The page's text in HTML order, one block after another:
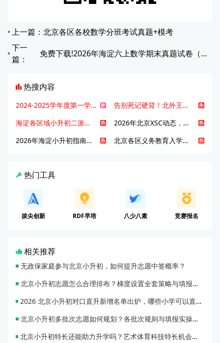
上一篇： 北京各区各校数学分班考试真题+模考
下一
篇：
免费下载!2026年海淀六上数学期末真题试卷（无答案）
热搜内容
2024-2025学年度第一学期北京各区期末考试真题试卷汇总
告别死记硬背！北外王牌精读词汇课，帮孩子突破英语词汇难关
海淀各区域小升初二派全攻略合集！区域一至五志愿填报、升学策略详解
2026年北京XSC动态，持续更新中ing...
2026年海淀小升初指南，一文了解招生政策要点
北京各区义务教育入学咨询电话汇总，25年小升初家长提前收藏
热门工具
拔尖创新 RDF早培 八少八素 竞赛报名
相关推荐
无政保家庭参与北京小升初，如何提升志愿中签概率？
北京小升初志愿怎么合理排布？梯度设置全套策略与填报避坑指南
2026 北京小升初对口直升新增名单出炉，哪些小学可以直升优质初中？
北京小升初多批次志愿如何规划？各批次规则与填报实操指南
北京小升初特长还能助力升学吗？艺术体育科技特长机会与误区全面解析